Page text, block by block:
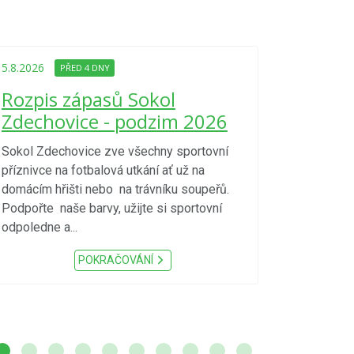
5.8.2026 PŘED 4 DNY
Rozpis zápasů Sokol
Zdechovice - podzim 2026
Sokol Zdechovice zve všechny sportovní
příznivce na fotbalová utkání ať už na
domácím hřišti nebo na trávníku soupeřů.
Podpořte naše barvy, užijte si sportovní
odpoledne a...
POKRAČOVÁNÍ